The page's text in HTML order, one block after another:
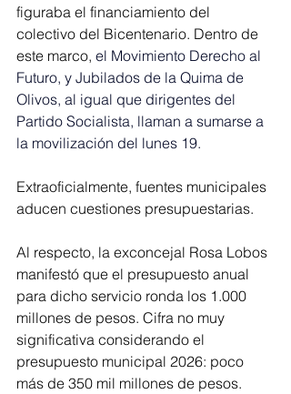
figuraba el financiamiento del
colectivo del Bicentenario. Dentro de
este marco, el Movimiento Derecho al
Futuro, y Jubilados de la Quima de
Olivos, al igual que dirigentes del
Partido Socialista, llaman a sumarse a
la movilización del lunes 19.
Extraoficialmente, fuentes municipales
aducen cuestiones presupuestarias.
Al respecto, la exconcejal Rosa Lobos
manifestó que el presupuesto anual
para dicho servicio ronda los 1.000
millones de pesos. Cifra no muy
significativa considerando el
presupuesto municipal 2026: poco
más de 350 mil millones de pesos.